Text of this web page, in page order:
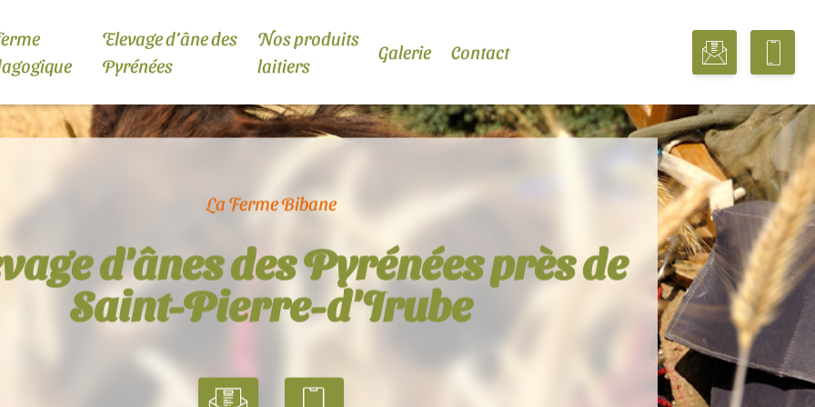
Elevage d’âne des
Pyrénées
Nos produits
laitiers
Galerie Contact
La Ferme Bibane
d'ânes des Pyrénées près de
Saint-Pierre-d'Irube